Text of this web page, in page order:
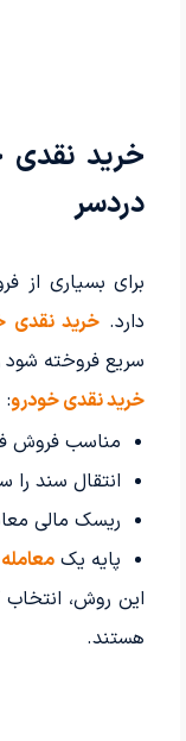
خرید نقدی
دردسر
برای بسیاری از
دارد.خرید نقدی
سریع فروخته شود
خرید نقدی خودرو:
مناسب فروش
انتقال سند را
ریسک مالی
پایه یک
این روش،
هستند.